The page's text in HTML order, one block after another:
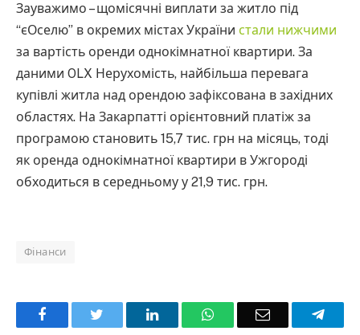
Зауважимо – щомісячні виплати за житло під
“єОселю” в окремих містах України стали нижчими
за вартість оренди однокімнатної квартири. За
даними OLX Нерухомість, найбільша перевага
купівлі житла над орендою зафіксована в західних
областях. На Закарпатті орієнтовний платіж за
програмою становить 15,7 тис. грн на місяць, тоді
як оренда однокімнатної квартири в Ужгороді
обходиться в середньому у 21,9 тис. грн.
Фінанси
Facebook LinkedInWhatsAppEmail